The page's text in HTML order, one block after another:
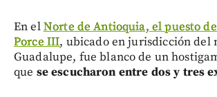
En elNorte de Antioquia, el puesto
Porce III, ubicado en jurisdicción del
Guadalupe, fue blanco de un
que se escucharon entre dos y tres